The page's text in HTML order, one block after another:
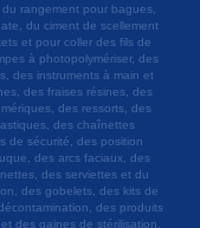
rangement pour bagues,
du ciment de scellement
et pour coller des fils de
à photopolymériser, des
des instruments à main et
des fraises résines, des
des ressorts, des
des chaînettes
de sécurité, des position
des arcs faciaux, des
des serviettes et du
des gobelets, des kits de
des produits
des gaines de stérilisation,